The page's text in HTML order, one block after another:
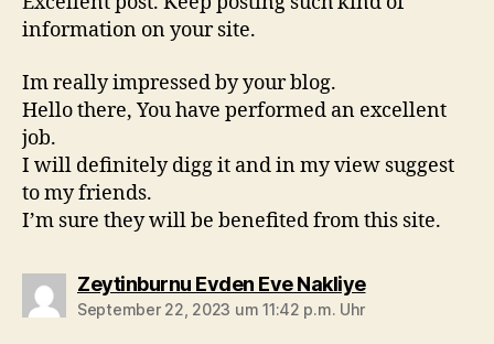
information on your site.
Im really impressed by your blog.
Hello there, You have performed an excellent
job.
I will definitely digg it and in my view suggest
to my friends.
I’m sure they will be benefited from this site.
Zeytinburnu Evden Eve Nakliyesagt:
September 22, 2023 um 11:42 p.m. Uhr